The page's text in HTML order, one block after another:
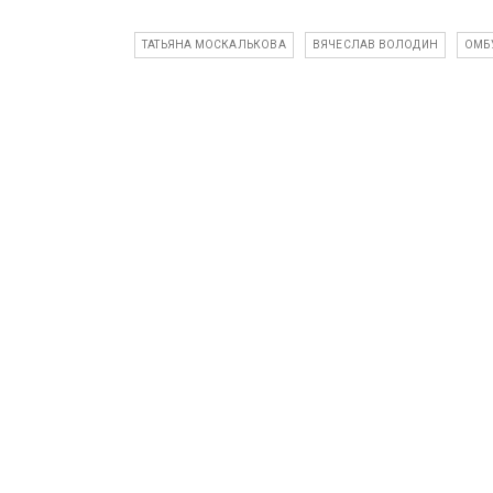
ТАТЬЯНА МОСКАЛЬКОВА ВЯЧЕСЛАВ ВОЛОДИН